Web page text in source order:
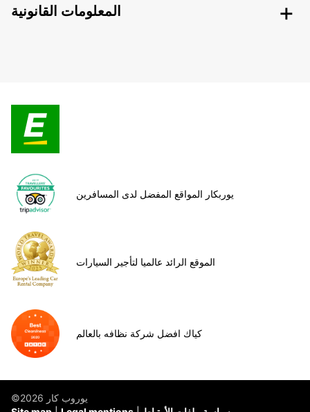
المعلومات القانونية
يوربكار المواقع المفضل لدى المسافرين
الموقع الرائد عالميا لتأجير السيارات
كياك افضل شركة نظافه بالعالم
©يوروب كار 2026